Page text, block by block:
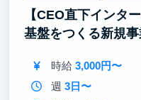
【CEO直下インタ
基盤をつくる新規
時給 3,000円〜
週 3日〜